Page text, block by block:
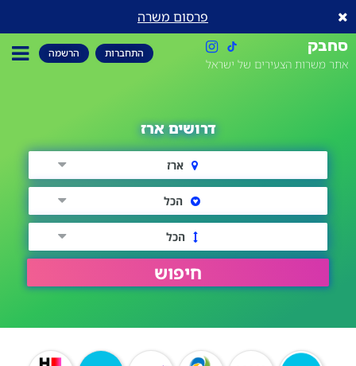
פרסום משרה
סחבק
אתר משרות הצעירים של ישראל
התחברות הרשמה
דרושים ארז
ארז
הכל
הכל
חיפוש